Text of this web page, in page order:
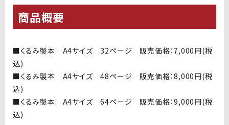
商品概要
■くるみ製本 A4サイズ 32ページ 販売価格： 7,000円(税
込)
■くるみ製本 A4サイズ48ページ 販売価格：8,000円(税
込)
■くるみ製本 A4サイズ64ページ 販売価格：9,000円(税
込)